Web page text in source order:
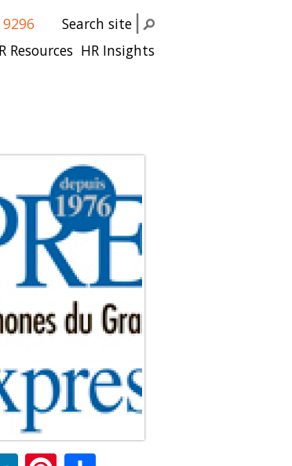
Search site
Resources HR Insights